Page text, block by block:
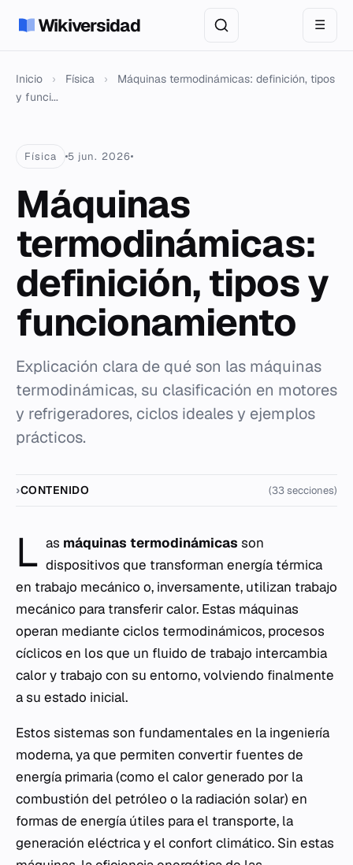
Wikiversidad ☰
Inicio › Física ›
Máquinas termodinámicas: definición, tipos
y funci...
Física 5 jun. 2026
Máquinas
termodinámicas:
definición, tipos y
funcionamiento
Explicación clara de qué son las máquinas
termodinámicas, su clasificación en motores
y refrigeradores, ciclos ideales y ejemplos
prácticos.
CONTENIDO (33 secciones)
L as máquinas termodinámicas son
dispositivos que transforman energía térmica
en trabajo mecánico o, inversamente, utilizan trabajo
mecánico para transferir calor. Estas máquinas
operan mediante ciclos termodinámicos, procesos
cíclicos en los que un fluido de trabajo intercambia
calor y trabajo con su entorno, volviendo finalmente
a su estado inicial.
Estos sistemas son fundamentales en la ingeniería
moderna, ya que permiten convertir fuentes de
energía primaria (como el calor generado por la
combustión del petróleo o la radiación solar) en
formas de energía útiles para el transporte, la
generación eléctrica y el confort climático. Sin estas